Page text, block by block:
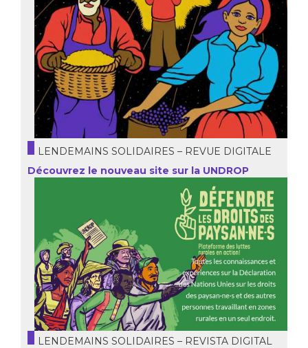
LENDEMAINS SOLIDAIRES – REVUE DIGITALE
Découvrez le nouveau site sur la UNDROP
LENDEMAINS SOLIDAIRES – REVISTA DIGITAL